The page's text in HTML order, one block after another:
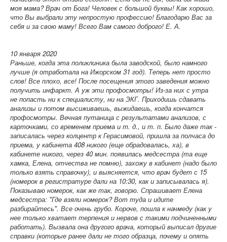
моя мама? Врач от Бога! Человек с большой буквы! Как хорошо,
что Вы выбрали эту непростую профессию! Благодарю Вас за
себя и за свою маму! Всего Вам самого доброго! Е. А.
10 января 2020
Раньше, когда эта поликлиника была заводской, было намного
лучше (я отработала на Ижорском 31 год). Теперь нет просто
слов! Все плохо, все! После посещения этого заведения можно
получить инфаркт. А уж эти профосмотры! Из-за них с утра
не попасть ни к специалисту, ни на ЭКГ. Приходишь сдавать
анализы и потом высиживаешь, выжидаешь, когда кончатся
профосмотры. Вечная путаница с результатами анализов, с
карточками, со временем приема и т. д., и т. п. Было даже так -
записалась через колцентр к Герасимовой, пришла за полчаса до
приема, у кабинета 408 никого (еще обрадовалась, ха), в
кабинете никого, через 40 мин. появилась медсестра (та еще
хамка, Елена, отчества не помню), захожу в кабинет (надо было
только взять справочку), и выясняется, что врач будет с 15
(номерок в регистратуре дали на 10:30, как и записывалась я).
Показываю номерок, как же так, говорю. Спрашивает Елена
медсестра: "Где взяли номерок? Вот туда и идите
разбирайтесь". Все очень грубо. Короче, пошла к начмеду (как у
нее только хватает терпения и нервов с такими подчиненными
работать). Вызвала она другого врача, который выписал другие
справки (которые ранее дали не того образца, почему и опять